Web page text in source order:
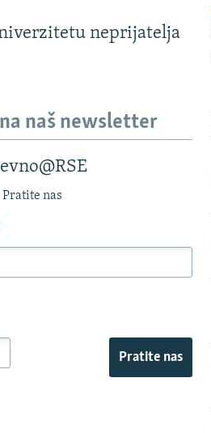
neprijatelja
naš newsletter
Pratite nas
Pratite nas